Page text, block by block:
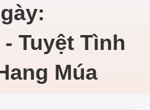
Tuyệt Tình
Múa